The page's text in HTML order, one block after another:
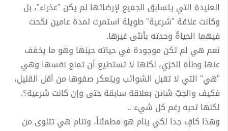
العنيدة التي يتسابق الجميع لإرضائها لم يكن "عذراء"، بل
وكانت علاقة "شرعية" طويلة استمرت لمدة عامين نكحت
فيهما الحياةُ وحدته بأنثى غيرها.
نعم هي لم تكن موجودة في حياته حينها وهو ما يخفف
عنها وطأة الخزي، لكنها لا تستطيع أن تمنع نفسها وهي
"هي" التي لا تقبل الشوائب ويتعكر صفوها من أقل القليل،
فكيف والحِبّ شائن بعلاقة سابقة حتى وإن كانت شرعية؟.
لكنها تحبه رغم كل شيء ..
وهذا كافٍ جدا لكي ينام هو مطمئناً، وتنام هي تتلوى من